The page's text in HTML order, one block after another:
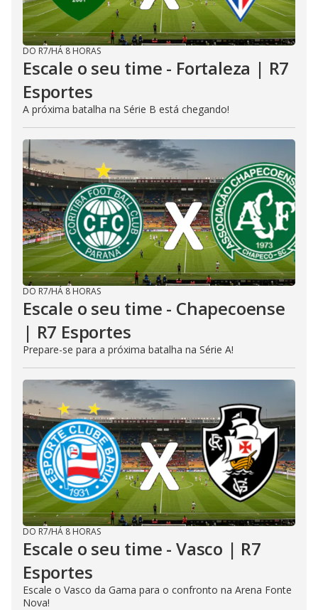
DO R7/HÁ 8 HORAS
Escale o seu time - Fortaleza | R7
Esportes
A próxima batalha na Série B está chegando!
DO R7/HÁ 8 HORAS
Escale o seu time - Chapecoense
| R7 Esportes
Prepare-se para a próxima batalha na Série A!
DO R7/HÁ 8 HORAS
Escale o seu time - Vasco | R7
Esportes
Escale o Vasco da Gama para o confronto na Arena Fonte
Nova!